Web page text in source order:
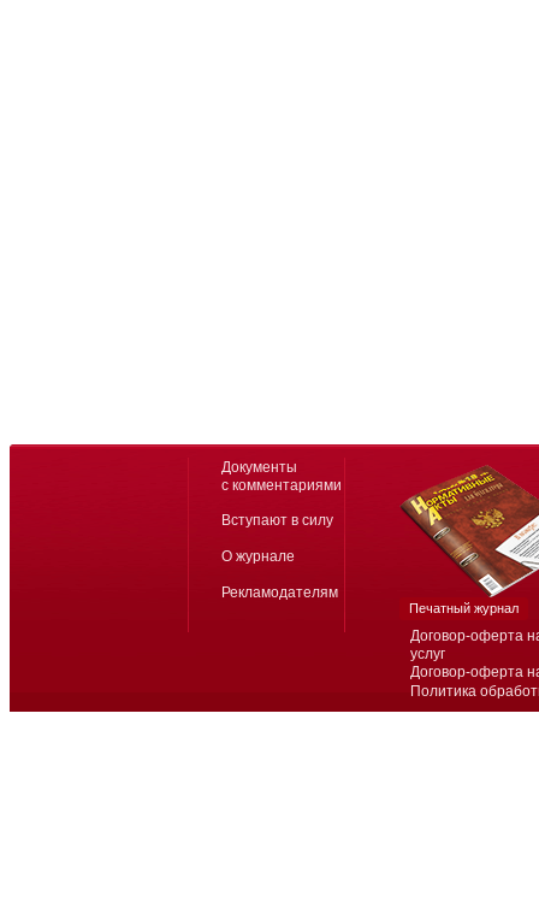
Договор-оферта
услуг
Договор-оферта
Политика
Документы
с комментариями
Вступают в силу
О журнале
Рекламодателям
Печатный журнал